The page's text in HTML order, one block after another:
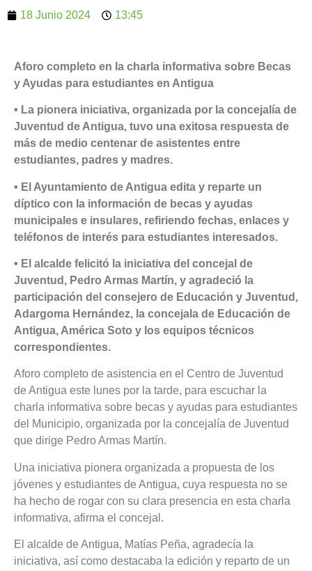
18 Junio 2024 13:45
Aforo completo en la charla informativa sobre Becas
y Ayudas para estudiantes en Antigua
• La pionera iniciativa, organizada por la concejalía de
Juventud de Antigua, tuvo una exitosa respuesta de
más de medio centenar de asistentes entre
estudiantes, padres y madres.
• El Ayuntamiento de Antigua edita y reparte un
díptico con la información de becas y ayudas
municipales e insulares, refiriendo fechas, enlaces y
teléfonos de interés para estudiantes interesados.
• El alcalde felicitó la iniciativa del concejal de
Juventud, Pedro Armas Martín, y agradeció la
participación del consejero de Educación y Juventud,
Adargoma Hernández, la concejala de Educación de
Antigua, América Soto y los equipos técnicos
correspondientes.
Aforo completo de asistencia en el Centro de Juventud
de Antigua este lunes por la tarde, para escuchar la
charla informativa sobre becas y ayudas para estudiantes
del Municipio, organizada por la concejalía de Juventud
que dirige Pedro Armas Martín.
Una iniciativa pionera organizada a propuesta de los
jóvenes y estudiantes de Antigua, cuya respuesta no se
ha hecho de rogar con su clara presencia en esta charla
informativa, afirma el concejal.
El alcalde de Antigua, Matías Peña, agradecía la
iniciativa, así como destacaba la edición y reparto de un